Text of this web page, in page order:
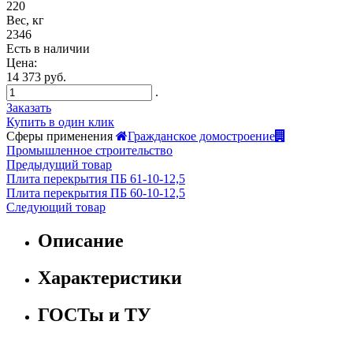
220
Вес, кг
2346
Есть в наличии
Цена:
14 373 руб.
.
Заказать
Купить в один клик
Сферы применения
Гражданское домостроение
Промышленное строительство
Предыдущий товар
Плита перекрытия ПБ 61-10-12,5
Плита перекрытия ПБ 60-10-12,5
Следующий товар
Описание
Характеристики
ГОСТы и ТУ